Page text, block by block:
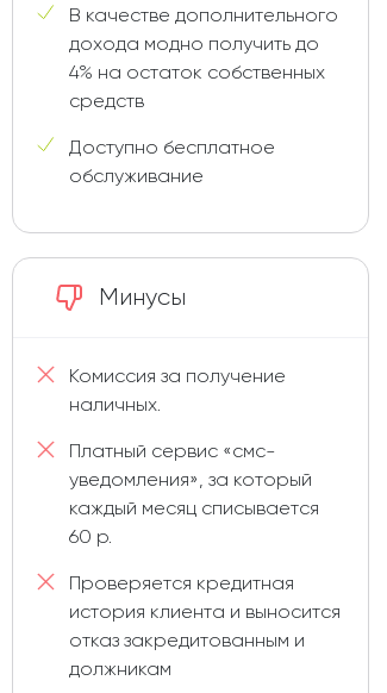
В качестве дополнительного
дохода модно получить до
4% на остаток собственных
средств
Доступно бесплатное
обслуживание
Минусы
Комиссия за получение
наличных.
Платный сервис «смс-
уведомления», за который
каждый месяц списывается
60 р.
Проверяется кредитная
история клиента и выносится
отказ закредитованным и
должникам